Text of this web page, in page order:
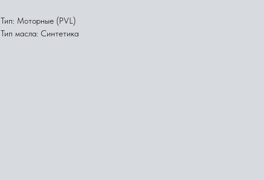
Тип: Моторные (PVL)
Тип масла: Синтетика